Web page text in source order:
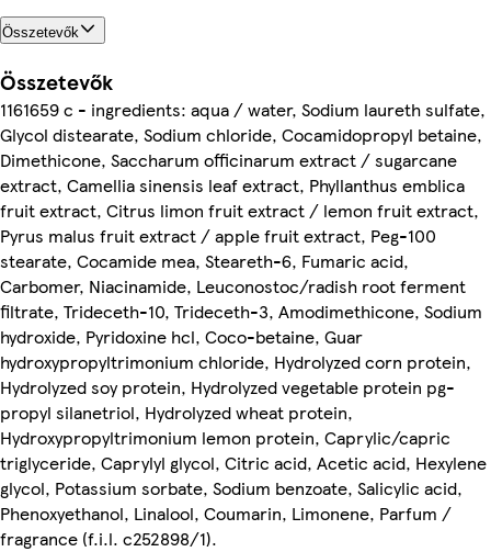
Összetevők
Összetevők
1161659 c - ingredients: aqua / water, Sodium laureth sulfate,
Glycol distearate, Sodium chloride, Cocamidopropyl betaine,
Dimethicone, Saccharum officinarum extract / sugarcane
extract, Camellia sinensis leaf extract, Phyllanthus emblica
fruit extract, Citrus limon fruit extract / lemon fruit extract,
Pyrus malus fruit extract / apple fruit extract, Peg-100
stearate, Cocamide mea, Steareth-6, Fumaric acid,
Carbomer, Niacinamide, Leuconostoc/radish root ferment
filtrate, Trideceth-10, Trideceth-3, Amodimethicone, Sodium
hydroxide, Pyridoxine hcl, Coco-betaine, Guar
hydroxypropyltrimonium chloride, Hydrolyzed corn protein,
Hydrolyzed soy protein, Hydrolyzed vegetable protein pg-
propyl silanetriol, Hydrolyzed wheat protein,
Hydroxypropyltrimonium lemon protein, Caprylic/capric
triglyceride, Caprylyl glycol, Citric acid, Acetic acid, Hexylene
glycol, Potassium sorbate, Sodium benzoate, Salicylic acid,
Phenoxyethanol, Linalool, Coumarin, Limonene, Parfum /
fragrance (f.i.l. c252898/1).